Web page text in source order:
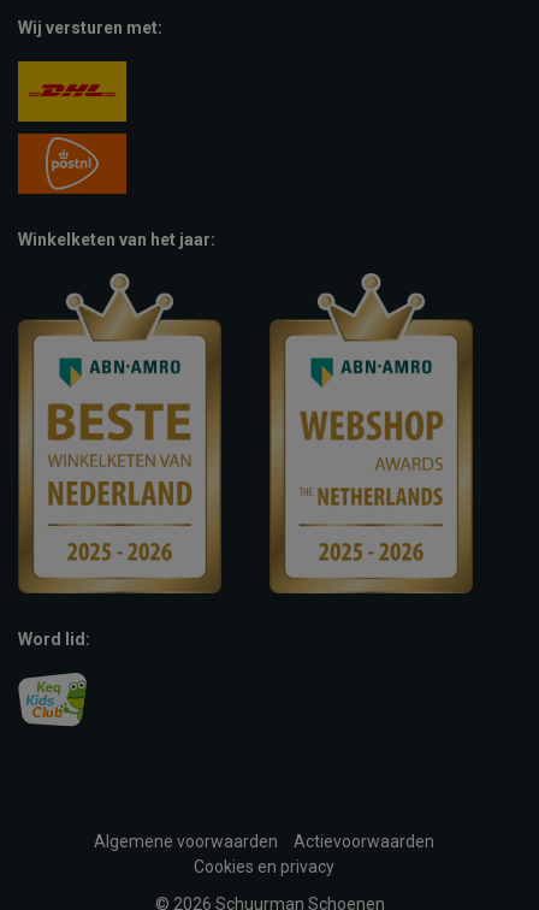
Wij versturen met:
Winkelketen van het jaar:
Word lid:
Algemene voorwaarden
Actievoorwaarden
Cookies en privacy
© 2026 Schuurman Schoenen